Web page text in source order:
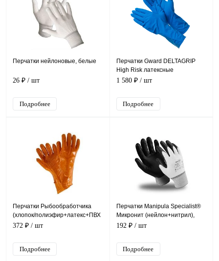
Перчатки нейлоновые, белые
26 ₽ / шт
Подробнее
Перчатки Gward DELTAGRIP
High Risk латексные
неопудренные (упак. 25пар)
1 580 ₽ / шт
Подробнее
Перчатки Рыбообработчика
(хлопок/полиэфир+латекс+ПВХ
крошка)
372 ₽ / шт
Подробнее
Перчатки Manipula Specialist®
Микронит (нейлон+нитрил),
TNI-14/MG-121
192 ₽ / шт
Подробнее